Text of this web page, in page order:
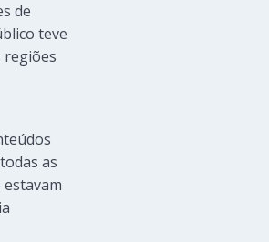
de
teve
regiões
as
estavam